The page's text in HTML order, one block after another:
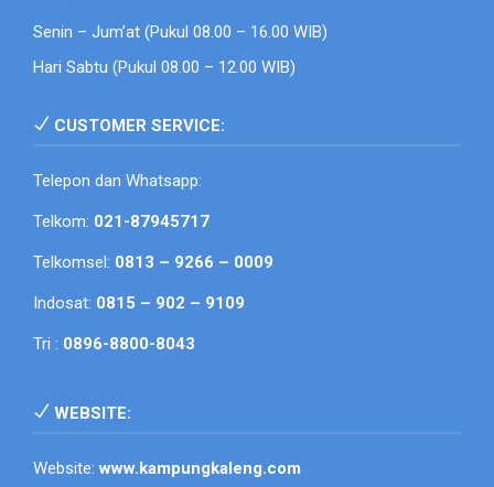
Senin – Jum’at (Pukul 08.00 – 16.00 WIB)
Hari Sabtu (Pukul 08.00 – 12.00 WIB)
CUSTOMER SERVICE:
Telepon dan Whatsapp:
Telkom: 021-87945717
Telkomsel: 0813 – 9266 – 0009
Indosat: 0815 – 902 – 9109
Tri : 0896-8800-8043
WEBSITE:
Website:www.kampungkaleng.com